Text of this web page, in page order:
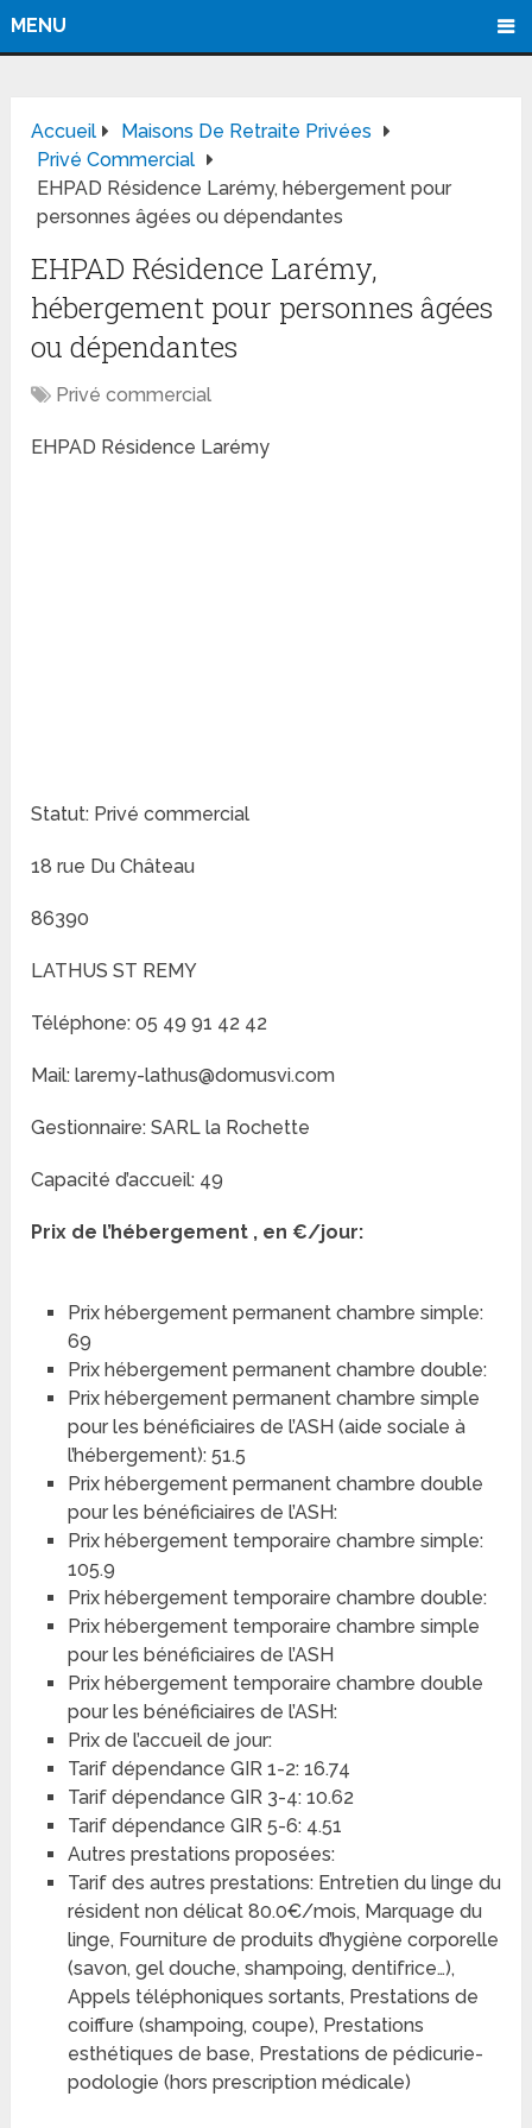
MENU
Accueil
Maisons De Retraite Privées
Privé Commercial
EHPAD Résidence Larémy, hébergement pour
personnes âgées ou dépendantes
EHPAD Résidence Larémy,
hébergement pour personnes âgées
ou dépendantes
Privé commercial
EHPAD Résidence Larémy
Statut: Privé commercial
18 rue Du Château
86390
LATHUS ST REMY
Téléphone: 05 49 91 42 42
Mail: laremy-lathus@domusvi.com
Gestionnaire: SARL la Rochette
Capacité d’accueil: 49
Prix de l’hébergement , en €/jour:
Prix hébergement permanent chambre simple:
69
Prix hébergement permanent chambre double:
Prix hébergement permanent chambre simple
pour les bénéficiaires de l’ASH (aide sociale à
l’hébergement): 51.5
Prix hébergement permanent chambre double
pour les bénéficiaires de l’ASH:
Prix hébergement temporaire chambre simple:
105.9
Prix hébergement temporaire chambre double:
Prix hébergement temporaire chambre simple
pour les bénéficiaires de l’ASH
Prix hébergement temporaire chambre double
pour les bénéficiaires de l’ASH:
Prix de l’accueil de jour:
Tarif dépendance GIR 1-2: 16.74
Tarif dépendance GIR 3-4: 10.62
Tarif dépendance GIR 5-6: 4.51
Autres prestations proposées:
Tarif des autres prestations: Entretien du linge du
résident non délicat 80.0€/mois, Marquage du
linge, Fourniture de produits d’hygiène corporelle
(savon, gel douche, shampoing, dentifrice…),
Appels téléphoniques sortants, Prestations de
coiffure (shampoing, coupe), Prestations
esthétiques de base, Prestations de pédicurie-
podologie (hors prescription médicale)